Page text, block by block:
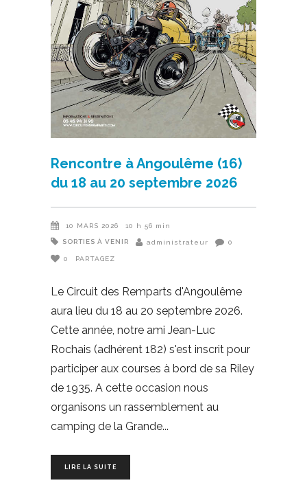
Rencontre à Angoulême (16)
du 18 au 20 septembre 2026
10 MARS 2026 10 h 56 min
SORTIES À VENIR administrateur 0
0 PARTAGEZ
Le Circuit des Remparts d'Angoulême
aura lieu du 18 au 20 septembre 2026.
Cette année, notre ami Jean-Luc
Rochais (adhérent 182) s'est inscrit pour
participer aux courses à bord de sa Riley
de 1935. A cette occasion nous
organisons un rassemblement au
camping de la Grande
LIRE LA SUITE